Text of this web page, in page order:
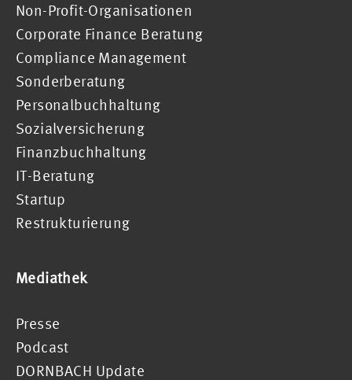
Non-Profit-Organisationen
Corporate Finance Beratung
Compliance Management
Sonderberatung
Personalbuchhaltung
Sozialversicherung
Finanzbuchhaltung
IT-Beratung
Startup
Restrukturierung
Mediathek
Presse
Podcast
DORNBACH Update